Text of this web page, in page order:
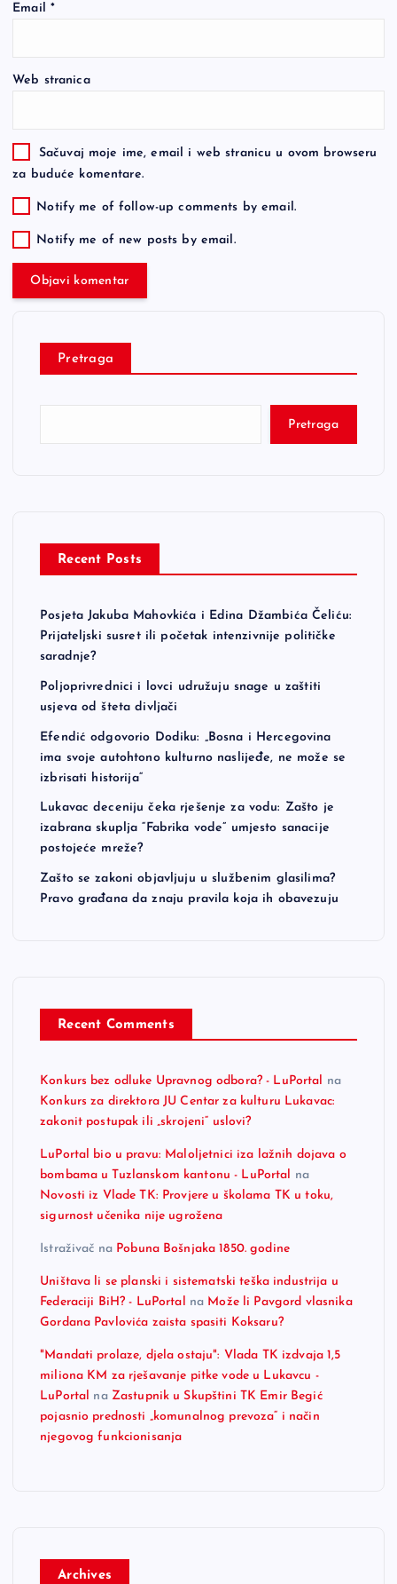
Email *
Web stranica
Sačuvaj moje ime, email i web stranicu u ovom browseru
za buduće komentare.
Notify me of follow-up comments by email.
Notify me of new posts by email.
Pretraga
Pretraga
Recent Posts
Posjeta Jakuba Mahovkića i Edina Džambića Čeliću:
Prijateljski susret ili početak intenzivnije političke
saradnje?
Poljoprivrednici i lovci udružuju snage u zaštiti
usjeva od šteta divljači
Efendić odgovorio Dodiku: „Bosna i Hercegovina
ima svoje autohtono kulturno naslijeđe, ne može se
izbrisati historija“
Lukavac deceniju čeka rješenje za vodu: Zašto je
izabrana skuplja “Fabrika vode” umjesto sanacije
postojeće mreže?
Zašto se zakoni objavljuju u službenim glasilima?
Pravo građana da znaju pravila koja ih obavezuju
Recent Comments
Konkurs bez odluke Upravnog odbora? - LuPortal
na
Konkurs za direktora JU Centar za kulturu Lukavac:
zakonit postupak ili „skrojeni“ uslovi?
LuPortal bio u pravu: Maloljetnici iza lažnih dojava o
bombama u Tuzlanskom kantonu - LuPortal
na
Novosti iz Vlade TK: Provjere u školama TK u toku,
sigurnost učenika nije ugrožena
Istraživač na Pobuna Bošnjaka 1850. godine
Uništava li se planski i sistematski teška industrija u
Federaciji BiH? - LuPortal
na Može li Pavgord vlasnika
Gordana Pavlovića zaista spasiti Koksaru?
"Mandati prolaze, djela ostaju": Vlada TK izdvaja 1,5
miliona KM za rješavanje pitke vode u Lukavcu -
LuPortal na Zastupnik u Skupštini TK Emir Begić
pojasnio prednosti „komunalnog prevoza“ i način
njegovog funkcionisanja
Archives